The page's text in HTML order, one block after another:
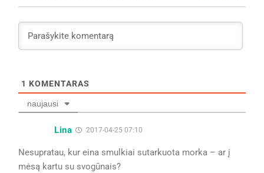
1 KOMENTARAS
naujausi
Lina 2017-04-25 07:10
Nesupratau, kur eina smulkiai sutarkuota morka – ar į
mėsą kartu su svogūnais?